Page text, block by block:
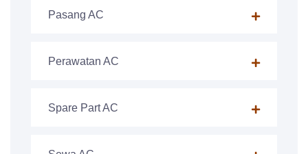
Pasang AC
Perawatan AC
Spare Part AC